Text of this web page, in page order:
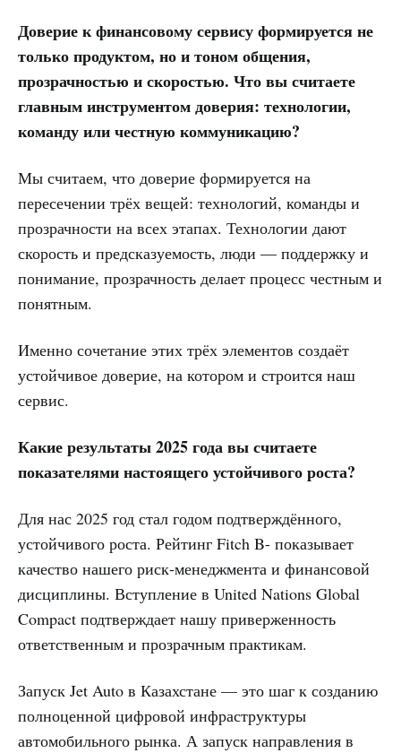
Доверие к финансовому сервису формируется не
только продуктом, но и тоном общения,
прозрачностью и скоростью. Что вы считаете
главным инструментом доверия: технологии,
команду или честную коммуникацию?
Мы считаем, что доверие формируется на
пересечении трёх вещей: технологий, команды и
прозрачности на всех этапах. Технологии дают
скорость и предсказуемость, люди — поддержку и
понимание, прозрачность делает процесс честным и
понятным.
Именно сочетание этих трёх элементов создаёт
устойчивое доверие, на котором и строится наш
сервис.
Какие результаты 2025 года вы считаете
показателями настоящего устойчивого роста?
Для нас 2025 год стал годом подтверждённого,
устойчивого роста. Рейтинг Fitch B- показывает
качество нашего риск-менеджмента и финансовой
дисциплины. Вступление в United Nations Global
Compact подтверждает нашу приверженность
ответственным и прозрачным практикам.
Запуск Jet Auto в Казахстане — это шаг к созданию
полноценной цифровой инфраструктуры
автомобильного рынка. А запуск направления в